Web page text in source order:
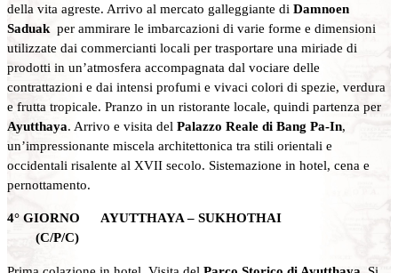
della vita agreste. Arrivo al mercato galleggiante di Damnoen
Saduak per ammirare le imbarcazioni di varie forme e dimensioni
utilizzate dai commercianti locali per trasportare una miriade di
prodotti in un’atmosfera accompagnata dal vociare delle
contrattazioni e dai intensi profumi e vivaci colori di spezie, verdura
e frutta tropicale. Pranzo in un ristorante locale, quindi partenza per
Ayutthaya. Arrivo e visita del Palazzo Reale di Bang Pa-In,
un’impressionante miscela architettonica tra stili orientali e
occidentali risalente al XVII secolo. Sistemazione in hotel, cena e
pernottamento.
4° GIORNO AYUTTHAYA – SUKHOTHAI
(C/P/C)